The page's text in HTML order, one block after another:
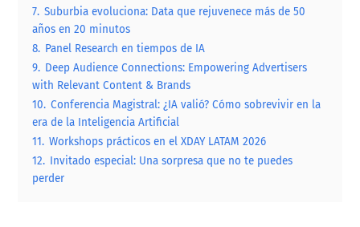
7. Suburbia evoluciona: Data que rejuvenece más de 50
años en 20 minutos
8. Panel Research en tiempos de IA
9. Deep Audience Connections: Empowering Advertisers
with Relevant Content & Brands
10. Conferencia Magistral: ¿IA valió? Cómo sobrevivir en la
era de la Inteligencia Artificial
11. Workshops prácticos en el XDAY LATAM 2026
12. Invitado especial: Una sorpresa que no te puedes
perder